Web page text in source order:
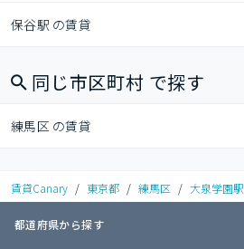
保谷駅 の賃貸
同じ市区町村 で探す
練馬区 の賃貸
賃貸Canary / 東京都 / 練馬区 / 大泉学園駅
都道府県から探す